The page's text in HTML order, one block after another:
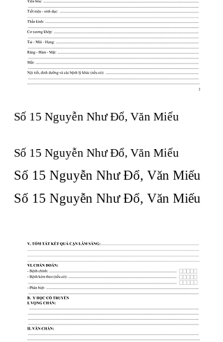
Số 15 Nguyễn Như Đổ, Văn Miếu
Số 15 Nguyễn Như Đổ, Văn Miếu​​​​
Số 15 Nguyễn Như Đổ, Văn Miếu​​​​
Số 15 Nguyễn Như Đổ, Văn Miếu​​​​